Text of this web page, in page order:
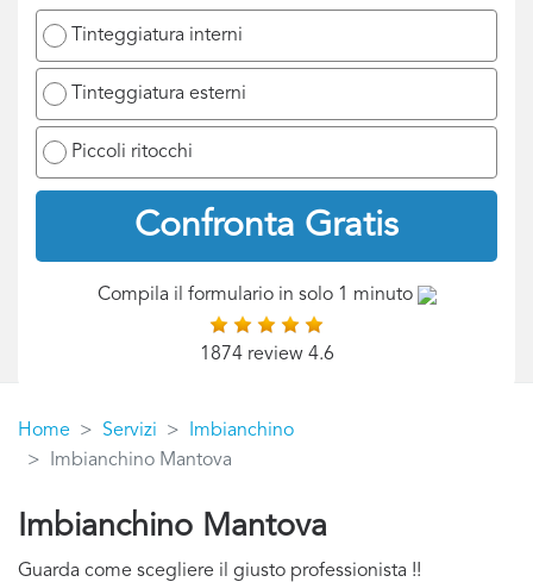
Tinteggiatura interni
Tinteggiatura esterni
Piccoli ritocchi
Confronta Gratis
Compila il formulario in solo 1 minuto
1874 review 4.6
Home Servizi
Imbianchino
Imbianchino Mantova
Imbianchino Mantova
Guarda come scegliere il giusto professionista !!